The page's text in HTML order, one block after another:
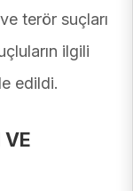
terör suçları
ilgili
edildi.
VE